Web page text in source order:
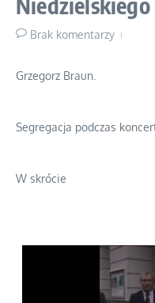
Brak komentarzy
Grzegorz Braun.
Segregacja podczas
W skrócie